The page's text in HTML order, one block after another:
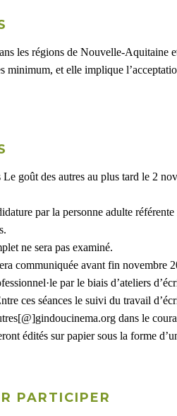
les régions de Nouvelle-Aquitaine
et elle implique
goût des autres au plus tard le 2
par la personne adulte
ne sera pas examiné.
communiquée avant fin novembre
par le biais d’ateliers
ces séances le suivi du travail
dans le
édités sur papier sous la forme
PARTICIPER